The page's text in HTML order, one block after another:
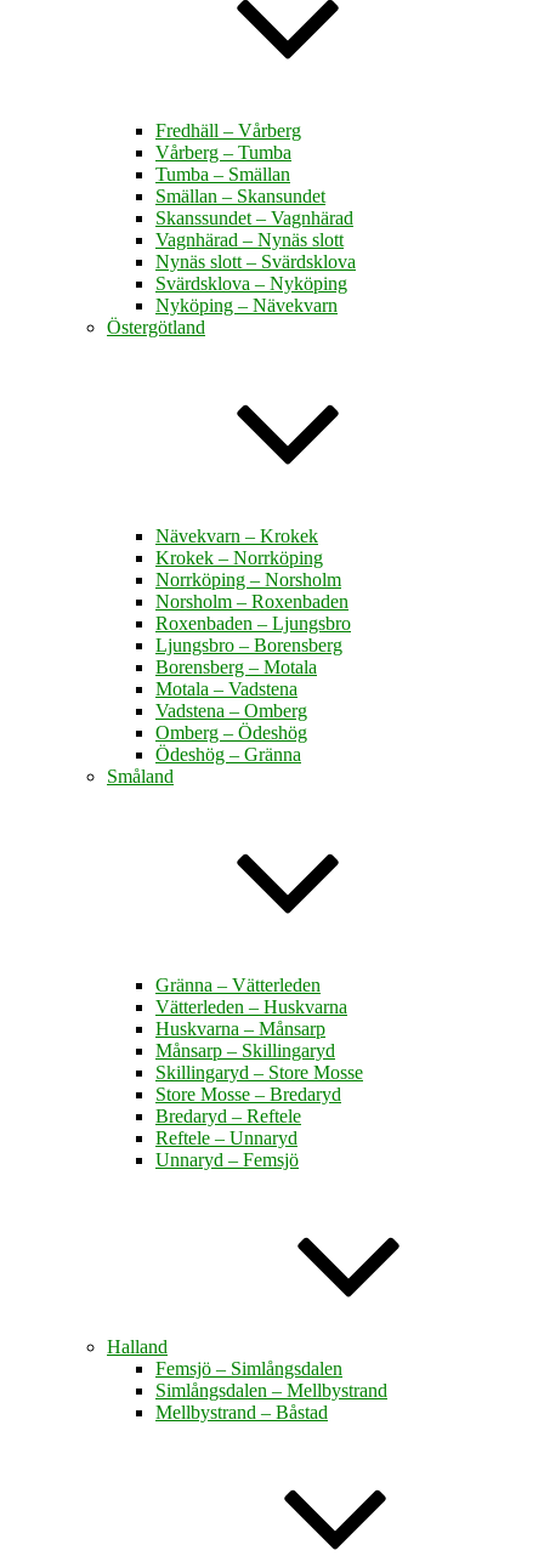
Fredhäll – Vårberg
Vårberg – Tumba
Tumba – Smällan
Smällan – Skansundet
Skanssundet – Vagnhärad
Vagnhärad – Nynäs slott
Nynäs slott – Svärdsklova
Svärdsklova – Nyköping
Nyköping – Nävekvarn
Östergötland
Nävekvarn – Krokek
Krokek – Norrköping
Norrköping – Norsholm
Norsholm – Roxenbaden
Roxenbaden – Ljungsbro
Ljungsbro – Borensberg
Borensberg – Motala
Motala – Vadstena
Vadstena – Omberg
Omberg – Ödeshög
Ödeshög – Gränna
Småland
Gränna – Vätterleden
Vätterleden – Huskvarna
Huskvarna – Månsarp
Månsarp – Skillingaryd
Skillingaryd – Store Mosse
Store Mosse – Bredaryd
Bredaryd – Reftele
Reftele – Unnaryd
Unnaryd – Femsjö
Halland
Femsjö – Simlångsdalen
Simlångsdalen – Mellbystrand
Mellbystrand – Båstad